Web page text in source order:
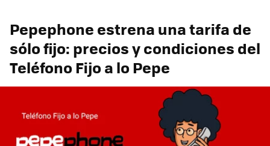
Pepephone estrena una tarifa de
sólo fijo: precios y condiciones del
Teléfono Fijo a lo Pepe